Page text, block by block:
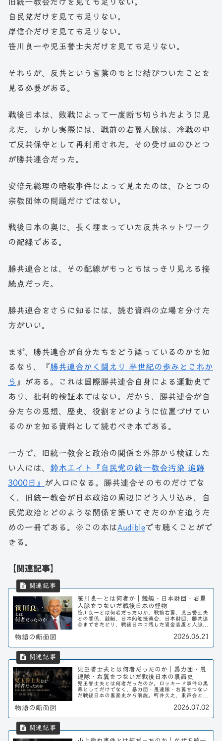
旧統一教会だけを見ても足りない。
自民党だけを見ても足りない。
岸信介だけを見ても足りない。
笹川良一や児玉誉士夫だけを見ても足りない。
それらが、反共という言葉のもとに結びついたことを
見る必要がある。
戦後日本は、敗戦によって一度断ち切られたように見
えた。しかし実際には、戦前の右翼人脈は、冷戦の中
で反共保守として再利用された。その受け皿のひとつ
が勝共連合だった。
安倍元総理の暗殺事件によって見えたのは、ひとつの
宗教団体の問題だけではない。
戦後日本の奥に、長く埋まっていた反共ネットワーク
の配線である。
勝共連合とは、その配線がもっともはっきり見える接
続点だった。
勝共連合をさらに知るには、読む資料の立場を分けた
方がいい。
まず、勝共連合が自分たちをどう語っているのかを知
るなら、『勝共連合かく闘えり 半世紀の歩みとこれか
ら 』がある。これは国際勝共連合自身による運動史で
あり、批判的検証本ではない。だから、勝共連合が自
分たちの思想、歴史、役割をどのように位置づけてい
るのかを知る資料として読むべき本である。
一方で、旧統一教会と政治の関係を外部から検証した
い人には、 鈴木エイト『自民党の統一教会汚染 追跡
3000日』
が入口になる。勝共連合そのものだけでな
く、旧統一教会が日本政治の周辺にどう入り込み、自
民党政治とどのような関係を築いてきたのかを追うた
めの一冊である。※この本はAudibleでも聴くことがで
きる。
【関連記事】
笹川良一とは何者か｜競艇・日本財団・右翼
人脈をつないだ戦後日本の怪物
笹川良一とは何者だったのか。戦前右翼、児玉誉士夫
との関係、競艇、日本船舶振興会、日本財団、勝共連
合までをたどり、戦後日本に残した資金装置と人脈の
物語の断面図 2026.06.21
児玉誉士夫とは何者だったのか｜暴力団・愚
連隊・右翼をつないだ戦後日本の裏面史
児玉誉士夫とは何者だったのか。ロッキード事件の黒
幕としてだけでなく、暴力団・愚連隊・右翼をつない
だ戦後日本の裏面史から解説。町井久之、東声会との
物語の断面図 2026.07.02